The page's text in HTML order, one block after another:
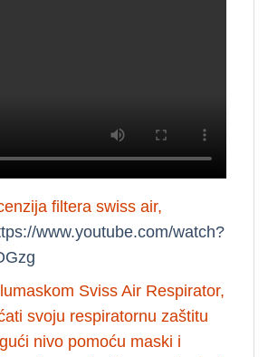
filtera swiss air,
www.youtube.com/watch?
Sviss Air Respirator,
svoju respiratornu zaštitu
nivo pomoću maski i